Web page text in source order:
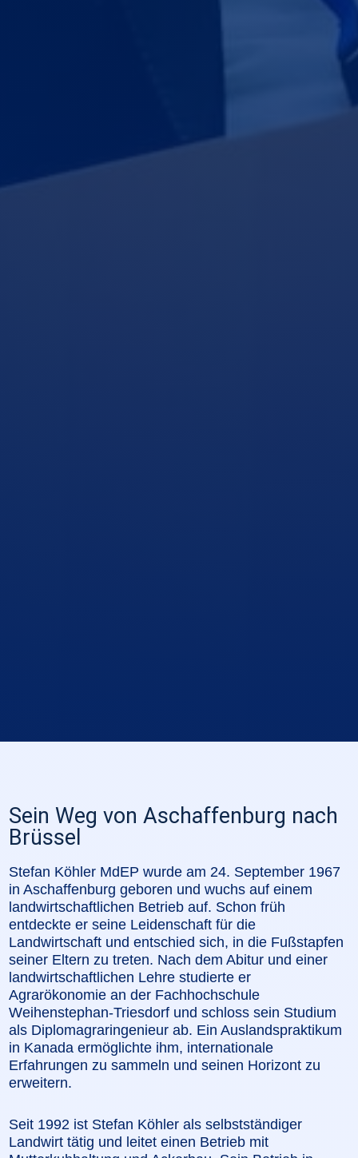
Sein Weg von Aschaffenburg nach
Brüssel
Stefan Köhler MdEP wurde am 24. September 1967
in Aschaffenburg geboren und wuchs auf einem
landwirtschaftlichen Betrieb auf. Schon früh
entdeckte er seine Leidenschaft für die
Landwirtschaft und entschied sich, in die Fußstapfen
seiner Eltern zu treten. Nach dem Abitur und einer
landwirtschaftlichen Lehre studierte er
Agrarökonomie an der Fachhochschule
Weihenstephan-Triesdorf und schloss sein Studium
als Diplomagraringenieur ab. Ein Auslandspraktikum
in Kanada ermöglichte ihm, internationale
Erfahrungen zu sammeln und seinen Horizont zu
erweitern.
Seit 1992 ist Stefan Köhler als selbstständiger
Landwirt tätig und leitet einen Betrieb mit